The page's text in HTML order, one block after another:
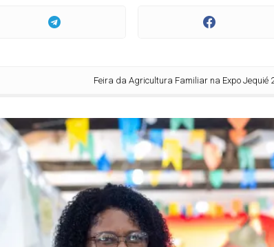
Feira da Agricultura Familiar na Expo Jequié 2026 gera